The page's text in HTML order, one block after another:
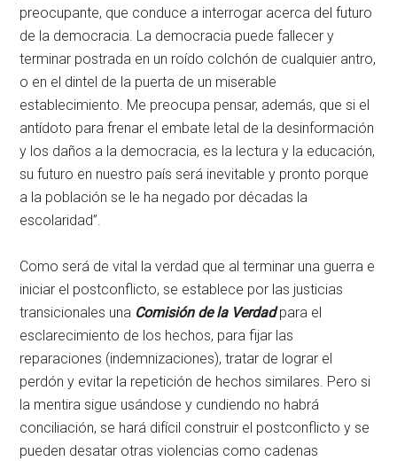
preocupante, que conduce a interrogar acerca del futuro
de la democracia. La democracia puede fallecer y
terminar postrada en un roído colchón de cualquier antro,
o en el dintel de la puerta de un miserable
establecimiento. Me preocupa pensar, además, que si el
antídoto para frenar el embate letal de la desinformación
y los daños a la democracia, es la lectura y la educación,
su futuro en nuestro país será inevitable y pronto porque
a la población se le ha negado por décadas la
escolaridad”.
Como será de vital la verdad que al terminar una guerra e
iniciar el postconflicto, se establece por las justicias
transicionales una Comisión de la Verdadpara el
esclarecimiento de los hechos, para fijar las
reparaciones (indemnizaciones), tratar de lograr el
perdón y evitar la repetición de hechos similares. Pero si
la mentira sigue usándose y cundiendo no habrá
conciliación, se hará difícil construir el postconflicto y se
pueden desatar otras violencias como cadenas